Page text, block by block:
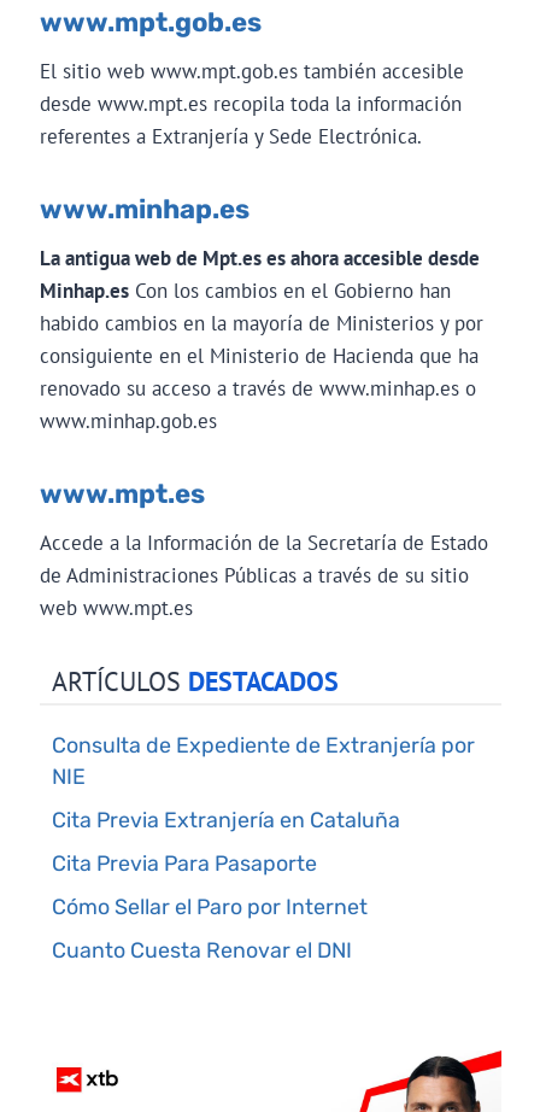
www.mpt.gob.es
El sitio web www.mpt.gob.es también accesible
desde www.mpt.es recopila toda la información
referentes a Extranjería y Sede Electrónica.
www.minhap.es
La antigua web de Mpt.es es ahora accesible desde
Minhap.esCon los cambios en el Gobierno han
habido cambios en la mayoría de Ministerios y por
consiguiente en el Ministerio de Hacienda que ha
renovado su acceso a través de www.minhap.es o
www.minhap.gob.es
www.mpt.es
Accede a la Información de la Secretaría de Estado
de Administraciones Públicas a través de su sitio
web www.mpt.es
ARTÍCULOS DESTACADOS
Consulta de Expediente de Extranjería por
NIE
Cita Previa Extranjería en Cataluña
Cita Previa Para Pasaporte
Cómo Sellar el Paro por Internet
Cuanto Cuesta Renovar el DNI